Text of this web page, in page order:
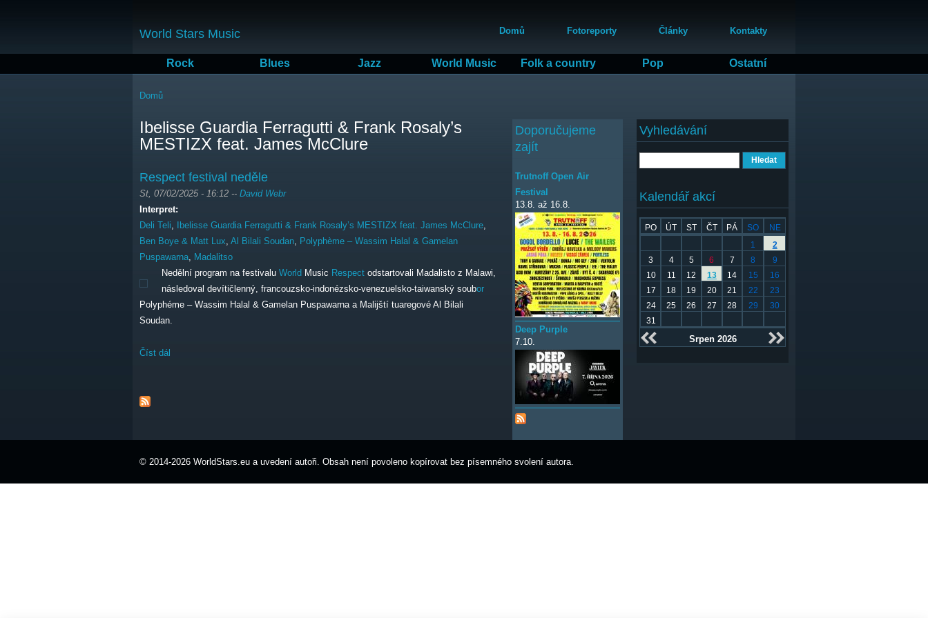
obsahu
World Stars Music Domů Fotoreporty Články Kontakty
Rock Blues Jazz World Music Folk a country Pop Ostatní
Jste zde
Domů
Ibelisse Guardia Ferragutti & Frank Rosaly’s
MESTIZX feat. James McClure
Respect festival neděle
St, 07/02/2025 - 16:12 -- David Webr
Interpret:
Deli Teli, Ibelisse Guardia Ferragutti & Frank Rosaly’s MESTIZX feat. James McClure,
Ben Boye & Matt Lux, Al Bilali Soudan, Polyphème – Wassim Halal & Gamelan
Puspawarna, Madalitso
Nedělní program na festivalu World Music Respect odstartovali Madalisto z Malawi,
následoval devítičlenný, francouzsko-indonézsko-venezuelsko-taiwanský soubor
Polyphéme – Wassim Halal & Gamelan Puspawarna a Malijští tuaregové Al Bilali
Soudan.
Číst dál
Vyhledávání
Kalendář akcí
PO ÚT ST ČT PÁ SO
NE
1
2
3
4 5 6 7 8
9
10
11 12 13 14 15
16
17
18 19 20 21 22
23
24
25 26 27 28 29
30
31
Srpen 2026
Doporučujeme
zajít
Trutnoff Open Air
Festival
13.8. až 16.8.
Deep Purple
7.10.
© 2014-2026 WorldStars.eu a uvedení autoři. Obsah není povoleno kopírovat bez písemného svolení autora.